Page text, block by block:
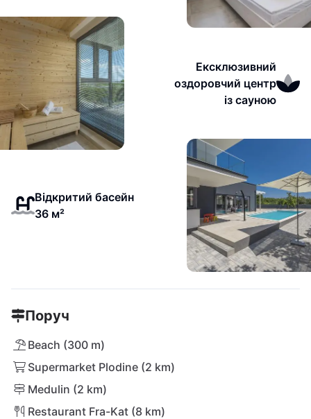
Ексклюзивний
оздоровчий центр
із сауною
Відкритий басейн
36 м²
Поруч
Beach (300 m)
Supermarket Plodine (2 km)
Medulin (2 km)
Restaurant Fra-Kat (8 km)